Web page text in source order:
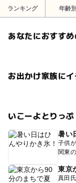
ランキング 年齢別
あなたにおすす
お出かけ家族に
いこーよとりっ
暑い
子供
関東
東京
真田